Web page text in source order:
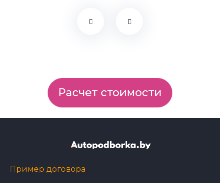
Расчет стоимости
Пример договора